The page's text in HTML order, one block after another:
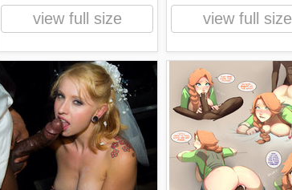
view full size view full size